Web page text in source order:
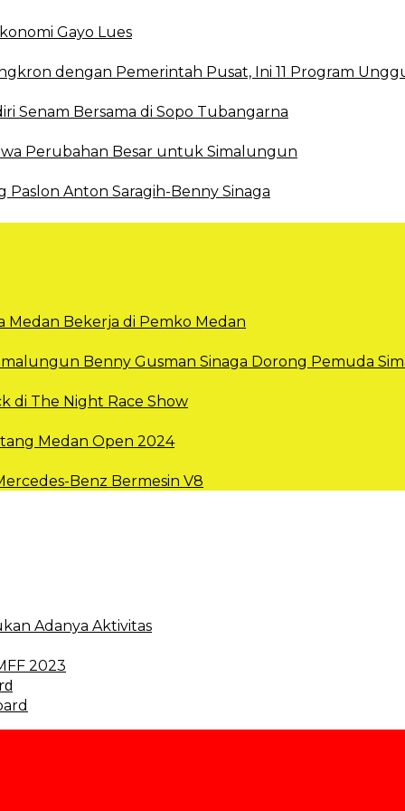
Gayo Lues
dengan Pemerintah Pusat, Ini 11 Program
Senam Bersama di Sopo Tubangarna
Perubahan Besar untuk Simalungun
Anton Saragih-Benny Sinaga
Medan Bekerja di Pemko Medan
Benny Gusman Sinaga Dorong Pemuda
di The Night Race Show
Medan Open 2024
Benz Bermesin V8
Adanya Aktivitas
2023